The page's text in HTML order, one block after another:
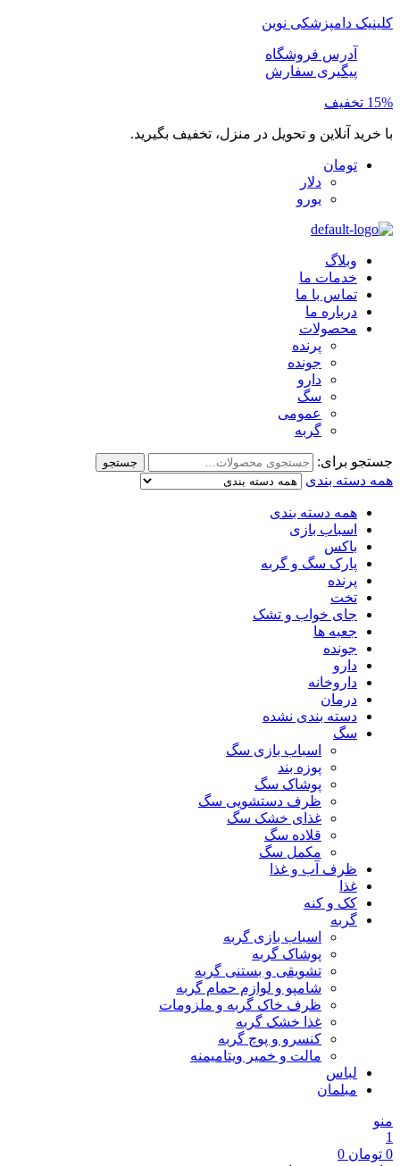
کلینیک دامپزشکی نوین
آدرس فروشگاه
پیگیری سفارش
15% تخفیف
با خرید آنلاین و تحویل در منزل، تخفیف بگیرید.
تومان
دلار
یورو
وبلاگ
خدمات ما
تماس با ما
درباره ما
محصولات
پرنده
جونده
دارو
سگ
عمومی
گربه
جستجو برای: جستجو
همه دسته بندی
همه دسته بندی
اسباب بازی
باکس
پارک سگ و گربه
پرنده
تخت
جای خواب و تشک
جعبه ها
جونده
دارو
داروخانه
درمان
دسته بندی نشده
سگ
اسباب بازی سگ
پوزه بند
پوشاک سگ
ظرف دستشویی سگ
غذای خشک سگ
قلاده سگ
مکمل سگ
ظرف آب و غذا
غذا
کک و کنه
گربه
اسباب بازی گربه
پوشاک گربه
تشویقی و بستنی گربه
شامپو و لوازم حمام گربه
ظرف خاک گربه و ملزومات
غذا خشک گربه
کنسرو و پوچ گربه
مالت و خمیر ویتامیمنه
لباس
مبلمان
منو
1
0 تومان